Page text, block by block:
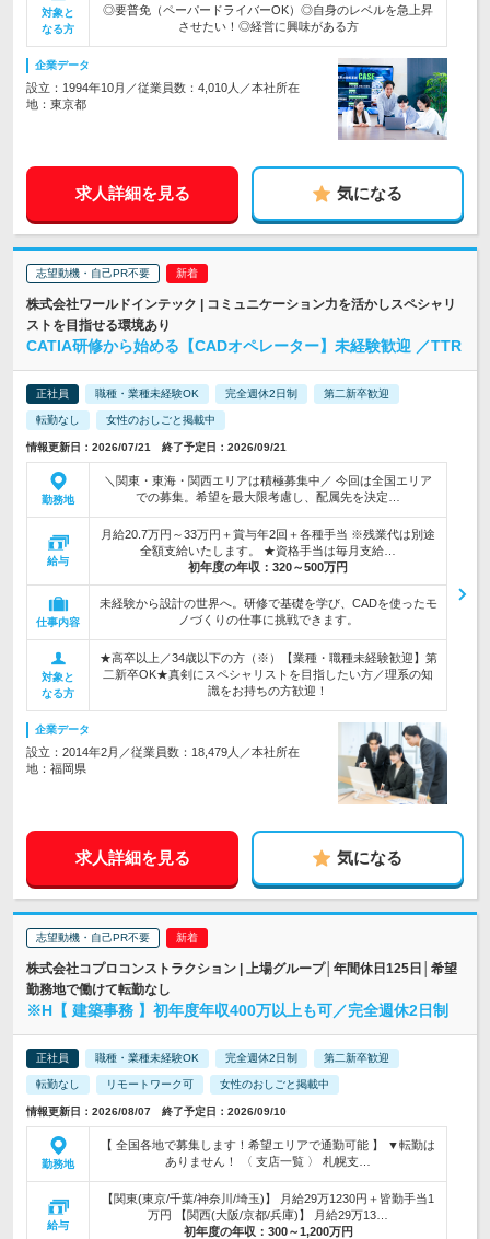
対象と
なる方
◎要普免（ペーパードライバーOK）◎自身のレベルを急上昇
させたい！◎経営に興味がある方
企業データ
設立：1994年10月／従業員数：4,010人／本社所在
地：東京都
求人詳細を見る 気になる
志望動機・自己PR不要
株式会社ワールドインテック | コミュニケーション力を活かしスペシャリ
ストを目指せる環境あり
CATIA研修から始める【CADオペレーター】未経験歓迎 ／TTR
正社員 職種・業種未経験OK 完全週休2日制 第二新卒歓迎
転勤なし 女性のおしごと掲載中
情報更新日：2026/07/21 終了予定日：2026/09/21
勤務地
＼関東・東海・関西エリアは積極募集中／ 今回は全国エリア
での募集。希望を最大限考慮し、配属先を決定…
給与
月給20.7万円～33万円＋賞与年2回＋各種手当 ※残業代は別途
全額支給いたします。 ★資格手当は毎月支給…
初年度の年収： 320～500万円
仕事内容
未経験から設計の世界へ。研修で基礎を学び、CADを使ったモ
ノづくりの仕事に挑戦できます。
対象と
なる方
★高卒以上／34歳以下の方（※）【業種・職種未経験歓迎】第
二新卒OK★真剣にスペシャリストを目指したい方／理系の知
識をお持ちの方歓迎！
企業データ
設立：2014年2月／従業員数：18,479人／本社所在
地：福岡県
求人詳細を見る 気になる
志望動機・自己PR不要
株式会社コプロコンストラクション | 上場グループ│年間休日125日│希望
勤務地で働けて転勤なし
※H【 建築事務 】初年度年収400万以上も可／完全週休2日制
正社員 職種・業種未経験OK 完全週休2日制 第二新卒歓迎
転勤なし リモートワーク可 女性のおしごと掲載中
情報更新日：2026/08/07 終了予定日：2026/09/10
勤務地
【 全国各地で募集します！希望エリアで通勤可能 】 ▼転勤は
ありません！ 〈 支店一覧 〉 札幌支…
給与
【関東(東京/千葉/神奈川/埼玉)】 月給29万1230円＋皆勤手当1
万円 【関西(大阪/京都/兵庫)】 月給29万13…
初年度の年収： 300～1,200万円